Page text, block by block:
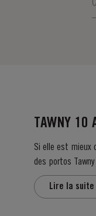
TAWNY 10
Si elle est mieux
des portos
Lire la suite